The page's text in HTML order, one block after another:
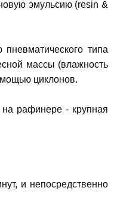
эмульсию (resin &
типа
массы (влажность
циклонов.
на рафинере - крупная
и непосредственно